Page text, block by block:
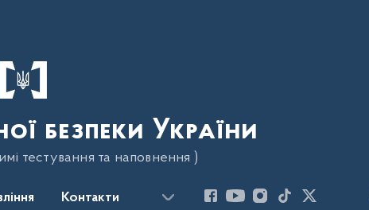
безпеки України
тестування та наповнення )
Контакти